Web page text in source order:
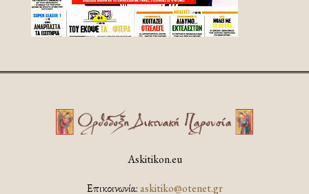
Askitikon.eu
Επικοινωνία:askitiko@otenet.gr